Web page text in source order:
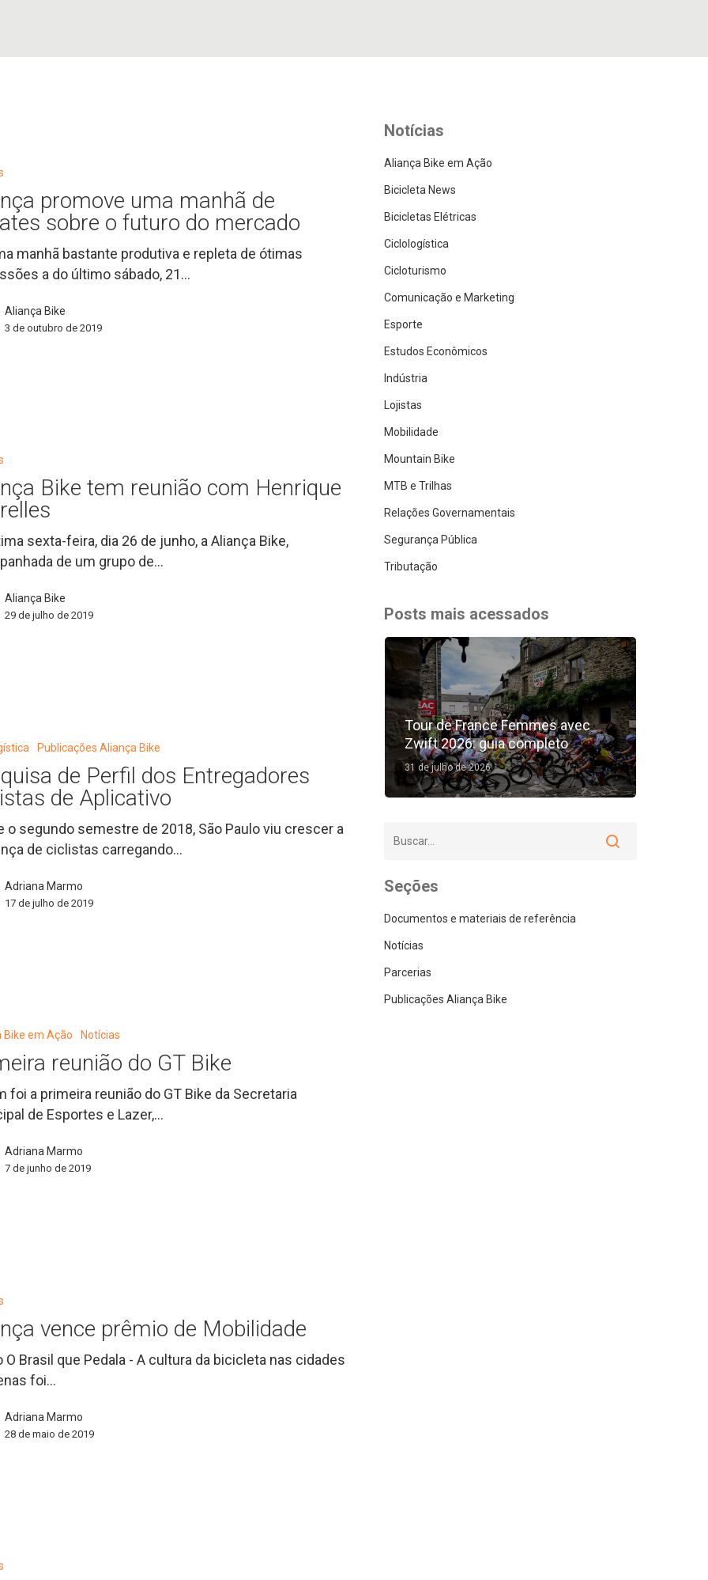
promove uma manhã de
sobre o futuro do mercado
manhã bastante produtiva e repleta de ótimas
a do último sábado, 21…
Aliança Bike
3 de outubro de 2019
Bike tem reunião com Henrique
sexta-feira, dia 26 de junho, a Aliança Bike,
de um grupo de…
Aliança Bike
29 de julho de 2019
Publicações Aliança Bike
de Perfil dos Entregadores
de Aplicativo
o segundo semestre de 2018, São Paulo viu crescer a
de ciclistas carregando…
Adriana Marmo
17 de julho de 2019
Bike em Ação Notícias
reunião do GT Bike
foi a primeira reunião do GT Bike da Secretaria
de Esportes e Lazer,…
Adriana Marmo
7 de junho de 2019
vence prêmio de Mobilidade
O Brasil que Pedala - A cultura da bicicleta nas cidades
foi…
Adriana Marmo
28 de maio de 2019
Notícias
Aliança Bike em Ação
Bicicleta News
Bicicletas Elétricas
Ciclologística
Cicloturismo
Comunicação e Marketing
Esporte
Estudos Econômicos
Indústria
Lojistas
Mobilidade
Mountain Bike
MTB e Trilhas
Relações Governamentais
Segurança Pública
Tributação
Posts mais acessados
Tour de France Femmes avec
Zwift 2026: guia completo
31 de julho de 2026
Seções
Documentos e materiais de referência
Notícias
Parcerias
Publicações Aliança Bike